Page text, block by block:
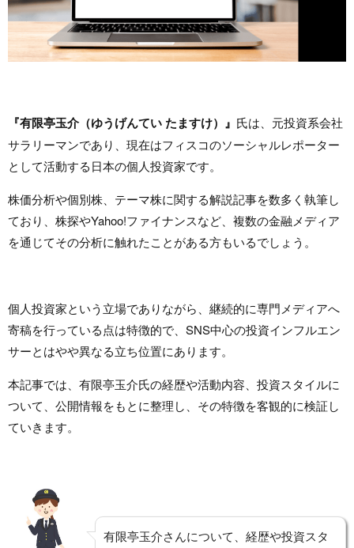
『有限亭玉介（ゆうげんてい たますけ）』 氏は、元投資系会社
サラリーマンであり、現在はフィスコのソーシャルレポーター
として活動する日本の個人投資家です。
株価分析や個別株、テーマ株に関する解説記事を数多く執筆し
ており、株探やYahoo!ファイナンスなど、複数の金融メディア
を通じてその分析に触れたことがある方もいるでしょう。
個人投資家という立場でありながら、継続的に専門メディアへ
寄稿を行っている点は特徴的で、SNS中心の投資インフルエン
サーとはやや異なる立ち位置にあります。
本記事では、有限亭玉介氏の経歴や活動内容、投資スタイルに
ついて、公開情報をもとに整理し、その特徴を客観的に検証し
ていきます。
有限亭玉介さんについて、経歴や投資スタ